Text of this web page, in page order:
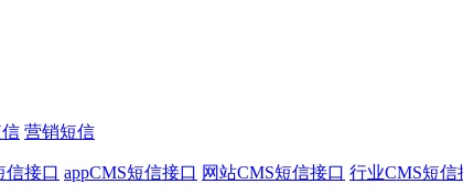
营销短信
信接口 appCMS短信接口 网站CMS短信接口 行业CMS短信